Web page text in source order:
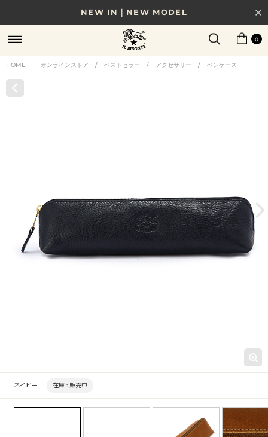
NEW IN｜NEW MODEL
8/17(月)10時まで｜税込11,000円以上で送料無料
贈る相手やシーンから選べる、新しいギフトガイド
0
HOME | オンラインストア / ベストセラー / アクセサリー / ペンケース
ネイビー 在庫 : 販売中